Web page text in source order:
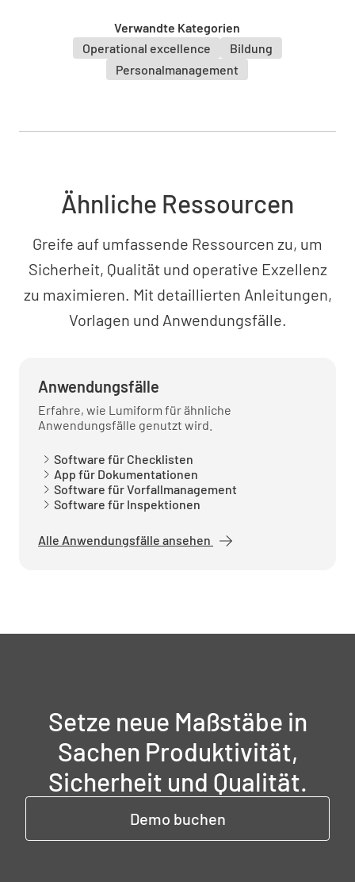
Verwandte Kategorien
Operational excellence
Bildung
Personalmanagement
Ähnliche Ressourcen
Greife auf umfassende Ressourcen zu, um
Sicherheit, Qualität und operative Exzellenz
zu maximieren. Mit detaillierten Anleitungen,
Vorlagen und Anwendungsfälle.
Anwendungsfälle
Erfahre, wie Lumiform für ähnliche
Anwendungsfälle genutzt wird.
Software für Checklisten
App für Dokumentationen
Software für Vorfallmanagement
Software für Inspektionen
Alle Anwendungsfälle ansehen
Setze neue Maßstäbe in
Sachen Produktivität,
Sicherheit und Qualität.
Demo buchen